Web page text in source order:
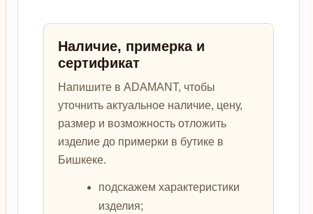
Наличие, примерка и
сертификат
Напишите в ADAMANT, чтобы
уточнить актуальное наличие, цену,
размер и возможность отложить
изделие до примерки в бутике в
Бишкеке.
подскажем характеристики
изделия;